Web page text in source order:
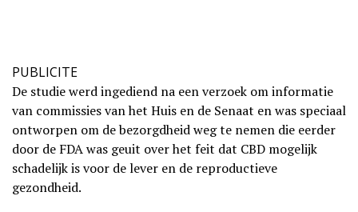
PUBLICITE
De studie werd ingediend na een verzoek om informatie
van commissies van het Huis en de Senaat en was speciaal
ontworpen om de bezorgdheid weg te nemen die eerder
door de FDA was geuit over het feit dat CBD mogelijk
schadelijk is voor de lever en de reproductieve
gezondheid.